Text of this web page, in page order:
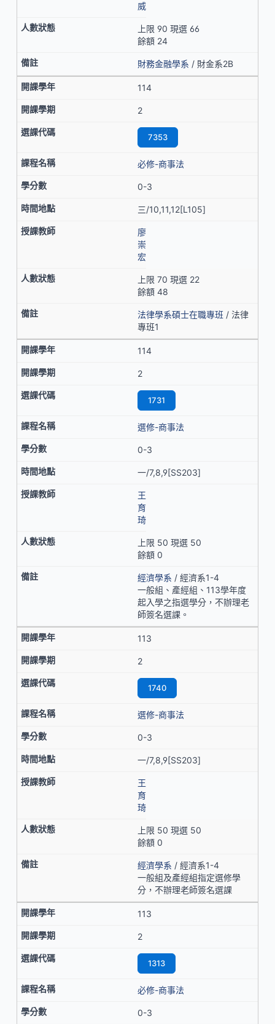
威
上限 90 現選 66
餘額 24
財務金融學系 / 財金系2B
114
2
7353
必修-商事法
0-3
三/10,11,12[L105]
廖
崇
宏
上限 70 現選 22
餘額 48
法律學系碩士在職專班 / 法律
專班1
114
2
1731
選修-商事法
0-3
一/7,8,9[SS203]
王
育
琦
上限 50 現選 50
餘額 0
經濟學系 / 經濟系1-4
一般組、產經組、113學年度
起入學之指選學分，不辦理老
師簽名選課。
113
2
1740
選修-商事法
0-3
一/7,8,9[SS203]
王
育
琦
上限 50 現選 50
餘額 0
經濟學系 / 經濟系1-4
一般組及產經組指定選修學
分，不辦理老師簽名選課
113
2
1313
必修-商事法
0-3